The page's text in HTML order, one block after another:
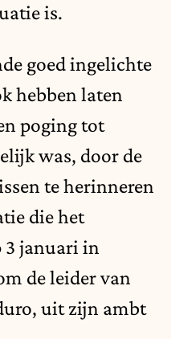
is.
goed ingelichte
hebben laten
poging tot
was, door de
te herinneren
die het
3 januari in
de leider van
uit zijn ambt